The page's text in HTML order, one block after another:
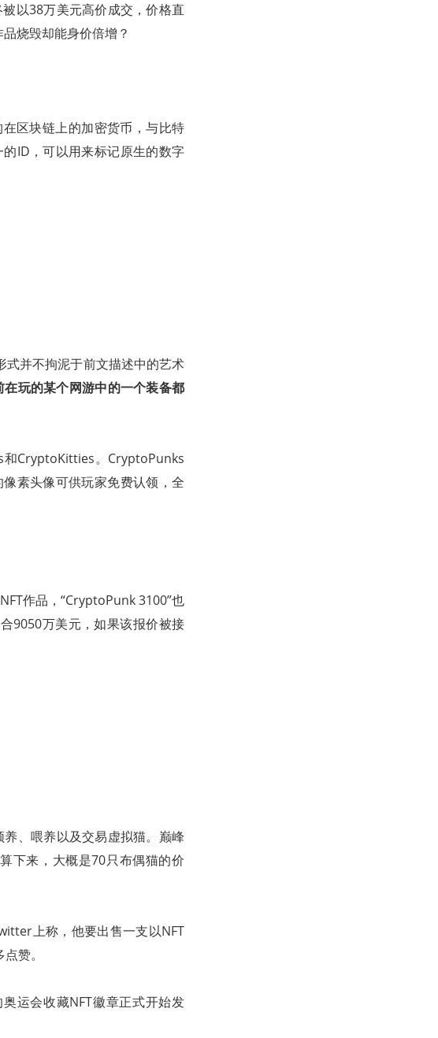
以38万美元高价成交，价格直
品烧毁却能身价倍增？
区块链上的加密货币，与比特
ID，可以用来标记原生的数字
式并不拘泥于前文描述中的艺术
玩的某个网游中的一个装备都
和CryptoKitties。CryptoPunks
素头像可供玩家免费认领，全
作品，“CryptoPunk 3100”也
9050万美元，如果该报价被接
、喂养以及交易虚拟猫。巅峰
下来，大概是70只布偶猫的价
上称，他要出售一支以NFT
赞。
运会收藏NFT徽章正式开始发